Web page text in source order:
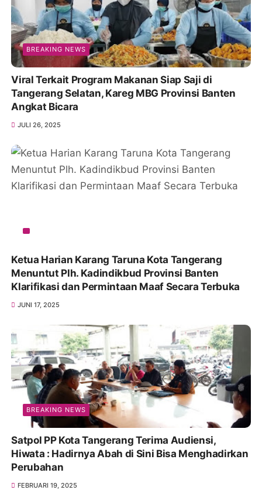
BREAKING NEWS
Viral Terkait Program Makanan Siap Saji di
Tangerang Selatan, Kareg MBG Provinsi Banten
Angkat Bicara
JULI 26, 2025
Ketua Harian Karang Taruna Kota Tangerang
Menuntut Plh. Kadindikbud Provinsi Banten
Klarifikasi dan Permintaan Maaf Secara Terbuka
JUNI 17, 2025
BREAKING NEWS
Satpol PP Kota Tangerang Terima Audiensi,
Hiwata : Hadirnya Abah di Sini Bisa Menghadirkan
Perubahan
FEBRUARI 19, 2025